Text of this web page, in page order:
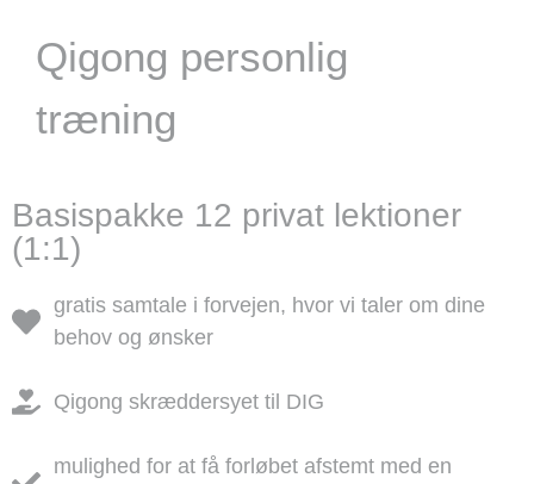
Qigong personlig
træning
Basispakke 12 privat lektioner
(1:1)
gratis samtale i forvejen, hvor vi taler om dine
behov og ønsker
Qigong skræddersyet til DIG
mulighed for at få forløbet afstemt med en